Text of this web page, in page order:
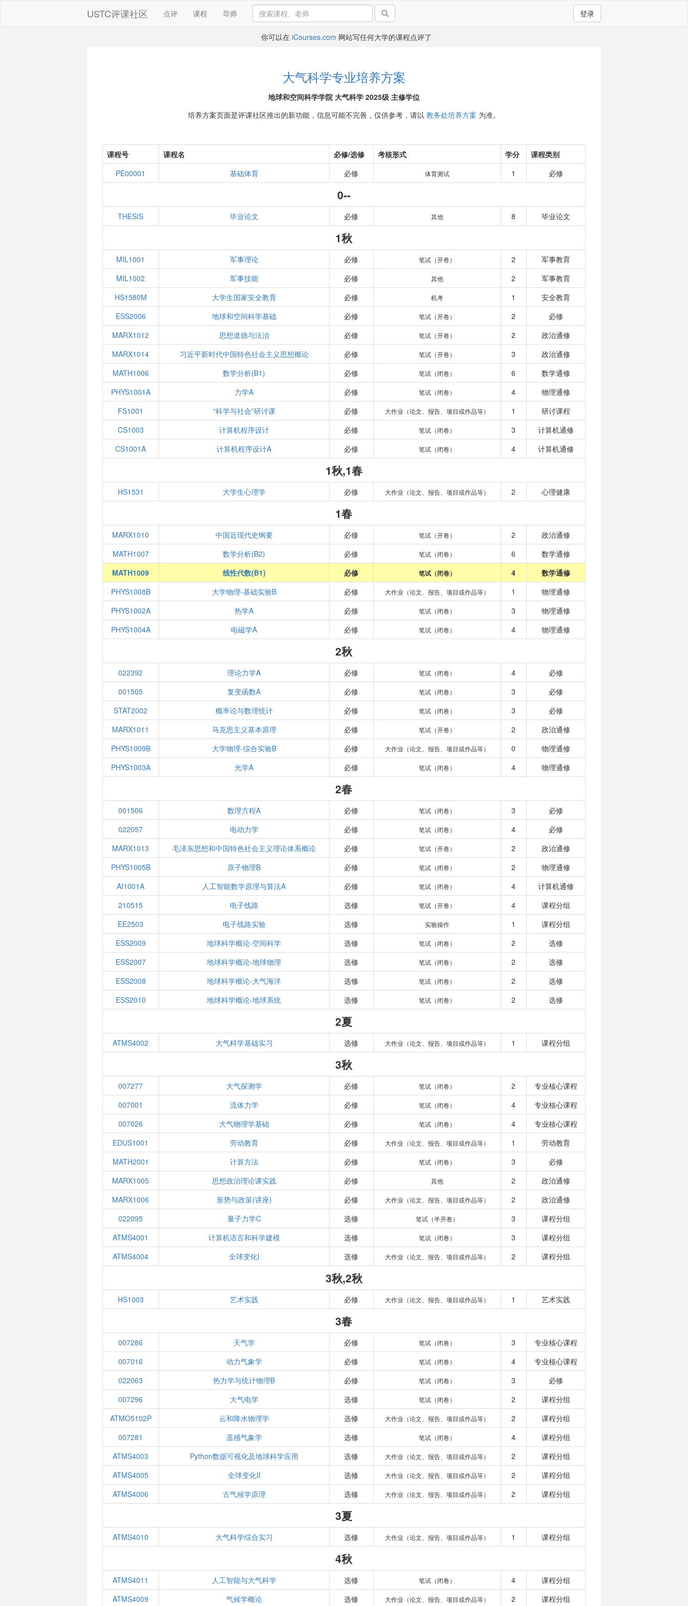
USTC评课社区 点评 课程 导师 登录
你可以在 iCourses.com 网站写任何大学的课程点评了
大气科学专业培养方案
地球和空间科学学院 大气科学 2025级 主修学位
培养方案页面是评课社区推出的新功能，信息可能不完善，仅供参考，请以 教务处培养方案 为准。
课程号 课程名 必修/选修 考核形式 学分
课程类别
PE00001
基础体育 必修 体育测试 1 必修
0--
THESIS 毕业论文 必修 其他 8 毕业论文
1秋
MIL1001 军事理论 必修 笔试（开卷） 2
军事教育
MIL1002
军事技能 必修 其他 2
军事教育
HS1580M
大学生国家安全教育 必修 机考 1
安全教育
ESS2006
地球和空间科学基础 必修 笔试（开卷） 2
必修
MARX1012
思想道德与法治 必修 笔试（开卷） 2
政治通修
MARX1014
习近平新时代中国特色社会主义思想概论 必修 笔试（开卷） 3
政治通修
MATH1006
数学分析(B1) 必修 笔试（闭卷） 6
数学通修
PHYS1001A
力学A 必修 笔试（闭卷） 4
物理通修
FS1001
“科学与社会”研讨课 必修 大作业（论文、报告、项目或作品等） 1
研讨课程
CS1003
计算机程序设计 必修 笔试（闭卷） 3
计算机通修
CS1001A
计算机程序设计A 必修 笔试（闭卷） 4 计算机通修
1秋,1春
HS1531 大学生心理学 必修 大作业（论文、报告、项目或作品等） 2 心理健康
1春
MARX1010 中国近现代史纲要 必修 笔试（开卷） 2
政治通修
MATH1007
数学分析(B2) 必修 笔试（闭卷） 6
数学通修
MATH1009
线性代数(B1) 必修 笔试（闭卷） 4
数学通修
PHYS1008B
大学物理-基础实验B 必修 大作业（论文、报告、项目或作品等） 1
物理通修
PHYS1002A
热学A 必修 笔试（闭卷） 3
物理通修
PHYS1004A
电磁学A 必修 笔试（闭卷） 4 物理通修
2秋
022392 理论力学A 必修 笔试（闭卷） 4
必修
001505
复变函数A 必修 笔试（闭卷） 3
必修
STAT2002
概率论与数理统计 必修 笔试（闭卷） 3
必修
MARX1011
马克思主义基本原理 必修 笔试（开卷） 2
政治通修
PHYS1009B
大学物理-综合实验B 必修 大作业（论文、报告、项目或作品等） 0
物理通修
PHYS1003A
光学A 必修 笔试（闭卷） 4 物理通修
2春
001506 数理方程A 必修 笔试（闭卷） 3
必修
022057
电动力学 必修 笔试（闭卷） 4
必修
MARX1013
毛泽东思想和中国特色社会主义理论体系概论 必修 笔试（开卷） 2
政治通修
PHYS1005B
原子物理B 必修 笔试（闭卷） 2
物理通修
AI1001A
人工智能数学原理与算法A 必修 笔试（闭卷） 4
计算机通修
210515
电子线路 选修 笔试（开卷） 4
课程分组
EE2503
电子线路实验 选修 实验操作 1
课程分组
ESS2009
地球科学概论-空间科学 选修 笔试（闭卷） 2
选修
ESS2007
地球科学概论-地球物理 选修 笔试（闭卷） 2
选修
ESS2008
地球科学概论-大气海洋 选修 笔试（闭卷） 2
选修
ESS2010
地球科学概论-地球系统 选修 笔试（闭卷） 2 选修
2夏
ATMS4002 大气科学基础实习 选修 大作业（论文、报告、项目或作品等） 1 课程分组
3秋
007277 大气探测学 必修 笔试（闭卷） 2
专业核心课程
007001
流体力学 必修 笔试（闭卷） 4
专业核心课程
007026
大气物理学基础 必修 笔试（闭卷） 4
专业核心课程
EDUS1001
劳动教育 必修 大作业（论文、报告、项目或作品等） 1
劳动教育
MATH2001
计算方法 必修 笔试（闭卷） 3
必修
MARX1005
思想政治理论课实践 必修 其他 2
政治通修
MARX1006
形势与政策(讲座) 必修 大作业（论文、报告、项目或作品等） 2
政治通修
022095
量子力学C 选修 笔试（半开卷） 3
课程分组
ATMS4001
计算机语言和科学建模 选修 笔试（闭卷） 3
课程分组
ATMS4004
全球变化I 选修 大作业（论文、报告、项目或作品等） 2 课程分组
3秋,2秋
HS1003 艺术实践 必修 大作业（论文、报告、项目或作品等） 1 艺术实践
3春
007286 天气学 必修 笔试（闭卷） 3
专业核心课程
007016
动力气象学 必修 笔试（闭卷） 4
专业核心课程
022063
热力学与统计物理B 必修 笔试（闭卷） 3
必修
007296
大气电学 选修 笔试（闭卷） 2
课程分组
ATMO5102P
云和降水物理学 选修 大作业（论文、报告、项目或作品等） 2
课程分组
007281
遥感气象学 选修 笔试（闭卷） 4
课程分组
ATMS4003
Python数据可视化及地球科学应用 选修 大作业（论文、报告、项目或作品等） 2
课程分组
ATMS4005
全球变化II 选修 大作业（论文、报告、项目或作品等） 2
课程分组
ATMS4006
古气候学原理 选修 大作业（论文、报告、项目或作品等） 2 课程分组
3夏
ATMS4010 大气科学综合实习 选修 大作业（论文、报告、项目或作品等） 1 课程分组
4秋
ATMS4011 人工智能与大气科学 选修 笔试（闭卷） 4
课程分组
ATMS4009
气候学概论 选修 大作业（论文、报告、项目或作品等） 2 课程分组